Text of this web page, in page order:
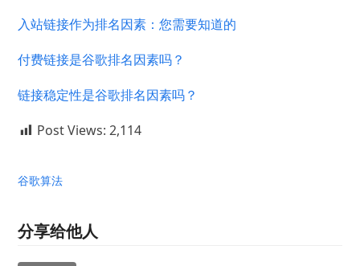
入站链接作为排名因素：您需要知道的
付费链接是谷歌排名因素吗？
链接稳定性是谷歌排名因素吗？
Post Views: 2,114
谷歌算法
分享给他人